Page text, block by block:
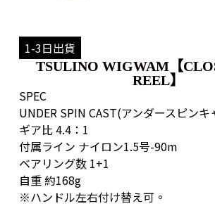
1-3日出貨
TSULINO WIGWAM【
REEL】
SPEC
UNDER SPIN CAST(アンダースピンキ
ギア比 4.4：1
付属ライン ナイロン1.5号-90m
ベアリング数 1+1
自重 約168g
※ハンドル左右付け替え可。